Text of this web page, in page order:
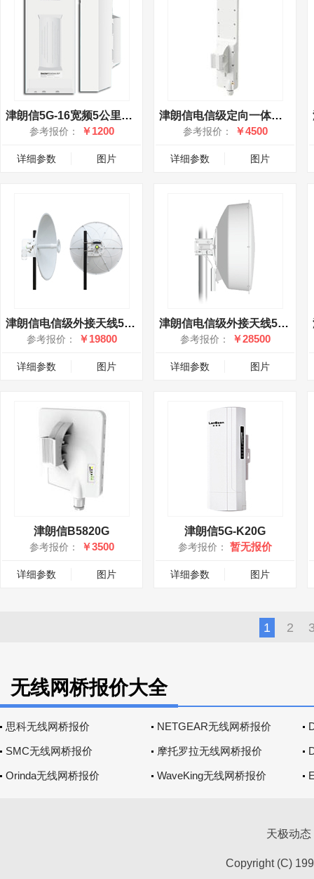
津朗信5G-16宽频5公里一体化无线网桥
参考报价： ￥1200
详细参数 图片
津朗信电信级定向一体化基站5G-K5-90
参考报价： ￥4500
详细参数 图片
津朗信电信级外接天线5GNB30-MIMO
参考报价： ￥19800
详细参数 图片
津朗信电信级外接天线5GNB35-MIMO
参考报价： ￥28500
详细参数 图片
津朗信B5820G
参考报价： ￥3500
详细参数 图片
津朗信5G-K20G
参考报价： 暂无报价
详细参数 图片
1 2
无线网桥报价大全
思科无线网桥报价 NETGEAR无线网桥报价
SMC无线网桥报价 摩托罗拉无线网桥报价
Orinda无线网桥报价 WaveKing无线网桥报价
天极动态
Copyright (C)